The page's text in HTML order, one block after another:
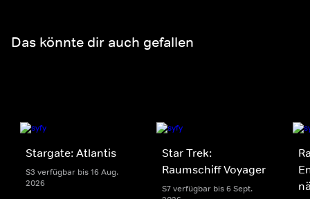
Das könnte dir auch gefallen
Stargate: Atlantis
S3 verfügbar bis 16 Aug.
2026
Star Trek:
Raumschiff Voyager
S7 verfügbar bis 6 Sept.